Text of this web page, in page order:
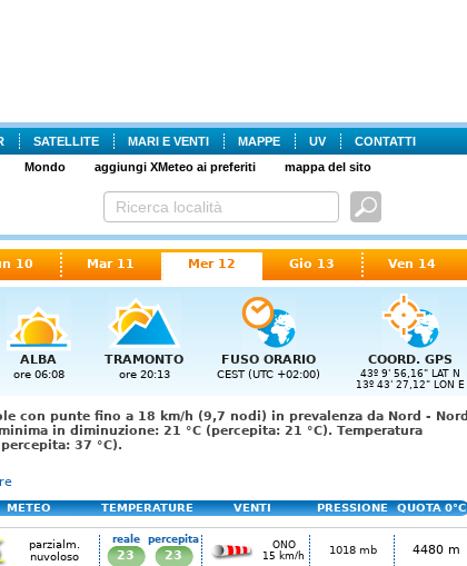
SATELLITE MARI E VENTI MAPPE UV
CONTATTI
Mondo aggiungi XMeteo ai preferiti mappa del sito
10 Mar 11 Mer 12 Gio 13 Ven 14
ALBA
ore 06:08
TRAMONTO
ore 20:13
FUSO ORARIO
CEST (UTC +02:00)
COORD. GPS
43º 9' 56,16" LAT N
13º 43' 27,12" LON E
con punte fino a 18 km/h (9,7 nodi) in prevalenza da Nord - Nord
in diminuzione: 21 °C (percepita: 21 °C). Temperatura
37 °C).
METEO TEMPERATURE VENTI PRESSIONE QUOTA 0°C
parzialm.
nuvoloso
reale
23
percepita
23
ONO
15 km/h
1018 mb 4480 m